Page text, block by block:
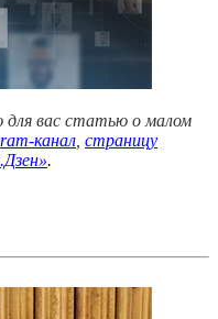
вас статью о малом
канал страницу
.